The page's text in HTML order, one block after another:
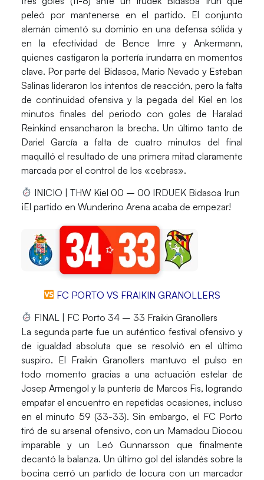
peleó por mantenerse en el partido. El conjunto
alemán cimentó su dominio en una defensa sólida y
en la efectividad de Bence Imre yAnkermann,
quienes castigaron la portería irundarra en momentos
clave. Por parte del Bidasoa, Mario Nevado y Esteban
Salinas lideraron los intentos de reacción, pero la falta
de continuidad ofensiva y la pegada del Kiel en los
minutos finales del periodo con goles de Haralad
Reinkind ensancharon la brecha. Un último tanto de
Dariel García a falta de cuatro minutos del final
maquilló el resultado de una primera mitad claramente
marcada por el control de los «cebras».
INICIO | THW Kiel 00 – 00 IRDUEK Bidasoa Irun
¡El partido en Wunderino Arena acaba de empezar!
FC PORTO VS FRAIKIN GRANOLLERS
FINAL | FC Porto 34 – 33 Fraikin Granollers
La segunda parte fue un auténtico festival ofensivo y
de igualdad absoluta que se resolvió en el último
suspiro. El Fraikin Granollers mantuvo el pulso en
todo momento gracias a una actuación estelar de
Josep Armengol y la puntería de Marcos Fis, logrando
empatar el encuentro en repetidas ocasiones, incluso
en el minuto 59 (33-33). Sin embargo, el FC Porto
tiró de su arsenal ofensivo, con un Mamadou Diocou
imparable y un Leó Gunnarsson que finalmente
decantó la balanza. Un último gol del islandés sobre la
bocina cerró un partido de locura con un marcador